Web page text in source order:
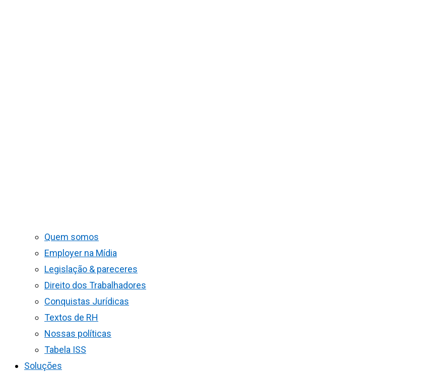
Quem somos
Employer na Mídia
Legislação & pareceres
Direito dos Trabalhadores
Conquistas Jurídicas
Textos de RH
Nossas políticas
Tabela ISS
Soluções